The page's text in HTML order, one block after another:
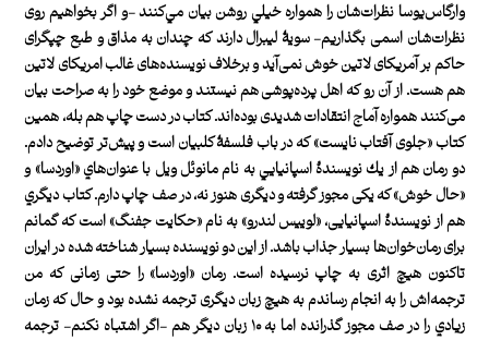
وارگاس‌يوسا نظرات‌شان را همواره خيلي روشن بيان مي‌كنند -و اگر بخواهيم روی
نظرات‌‌شان اسمی بگذاريم- سويۀ ليبرال دارند كه چندان به مذاق و طبع چپگرای
حاكم بر آمريكای لاتين خوش نمی‌آيد و برخلاف نويسنده‌های غالب امريكای لاتين
هم هست. از آن‌ رو كه اهل پرده‌پوشی هم نیستند و موضع خود را به صراحت بيان
می‌كنند همواره آماج انتقادات شديدی بوده‌اند. كتاب‌ در دست چاپ هم بله، همين
كتاب «جلوی آفتاب نايست» كه در باب فلسفۀ كلبيان است و پيش‌تر توضيح دادم.
دو رمان هم از يك نويسندۀ اسپانيايي به نام‌‌ مانوئل ويل با عنوان‌هاي «اوردسا» و
«حال خوش» كه يكی مجوز گرفته و ديگری هنوز نه، در صف چاپ دارم. كتاب ديگري
هم از نويسندۀ اسپانيايی، «لوييس لندرو» به نام «حكايت جفنگ» است كه گمانم
برای رمان‌خوان‌ها بسيار جذاب باشد. از اين دو نويسنده بسيار شناخته ‌شده‌ در ايران
تاكنون هيچ اثری به چاپ نرسيده است. رمان «اوردسا» را حتی زمانی كه من
ترجمه‌اش را به انجام رساندم به هيچ زبان ديگری ترجمه نشده بود و حال كه زمان
زيادي را در صف مجوز گذرانده اما به ۱۰ زبان ديگر هم -اگر اشتباه نكنم- ترجمه